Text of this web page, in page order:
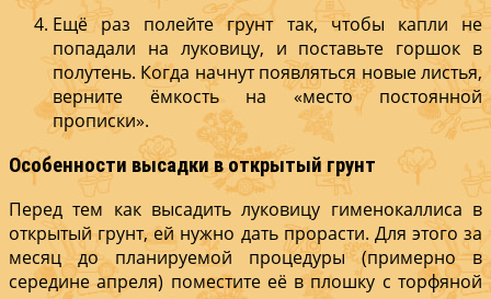
Ещё раз полейте грунт так, чтобы капли не
попадали на луковицу, и поставьте горшок в
полутень. Когда начнут появляться новые листья,
верните ёмкость на «место постоянной
прописки».
Особенности высадки в открытый грунт
Перед тем как высадить луковицу гименокаллиса в
открытый грунт, ей нужно дать прорасти. Для этого за
месяц до планируемой процедуры (примерно в
середине апреля) поместите её в плошку с торфяной